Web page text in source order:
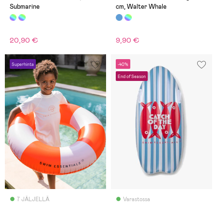
Submarine
20,90 €
cm, Walter Whale
9,90 €
Superhinta
7 JÄLJELLÄ
-40%
End of Season
Varastossa